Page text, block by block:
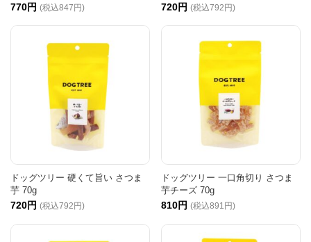
770円 (税込847円) 720円 (税込792円)
ドッグツリー 硬くて旨い さつま
芋 70g
720円 (税込792円)
ドッグツリー 一口角切り さつま
芋チーズ 70g
810円 (税込891円)